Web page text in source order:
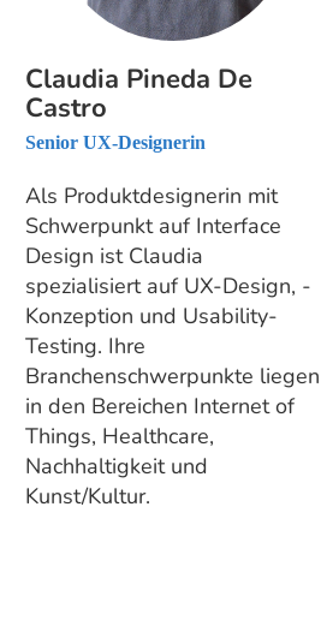
Claudia Pineda De
Castro
Senior UX-Designerin
Als Produktdesignerin mit
Schwerpunkt auf Interface
Design ist Claudia
spezialisiert auf UX-Design, -
Konzeption und Usability-
Testing. Ihre
Branchenschwerpunkte liegen
in den Bereichen Internet of
Things, Healthcare,
Nachhaltigkeit und
Kunst/Kultur.